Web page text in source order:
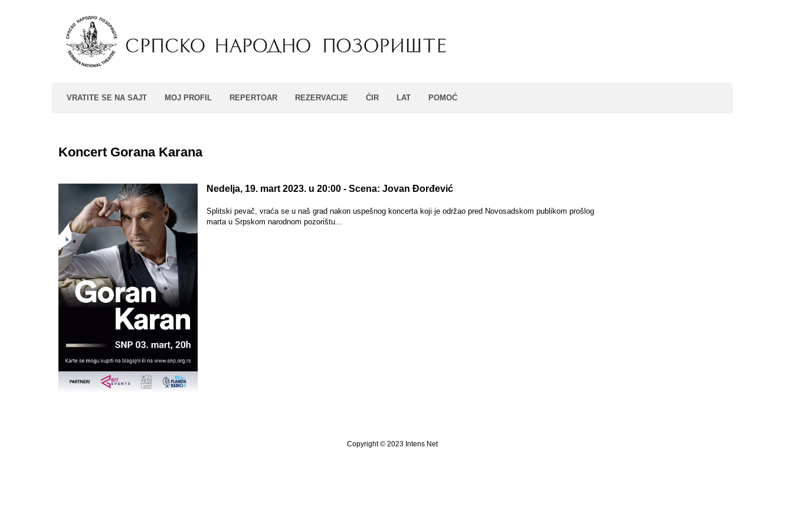
VRATITE SE NA SAJT MOJ PROFIL REPERTOAR REZERVACIJE ĆIR LAT POMOĆ
Koncert Gorana Karana
Nedelja, 19. mart 2023. u 20:00 - Scena: Jovan Đorđević
Splitski pevač, vraća se u naš grad nakon uspešnog koncerta koji je održao pred Novosadskom publikom prošlog
marta u Srpskom narodnom pozorištu...
Copyright © 2023 Intens Net